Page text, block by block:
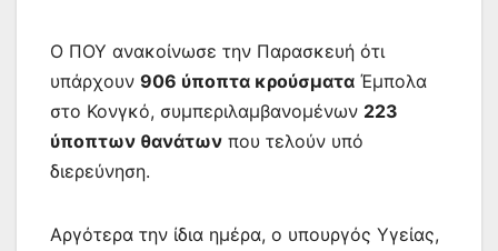
Ο ΠΟΥ ανακοίνωσε την Παρασκευή ότι
υπάρχουν 906 ύποπτα κρούσματα Έμπολα
στο Κονγκό, συμπεριλαμβανομένων 223
ύποπτων θανάτων που τελούν υπό
διερεύνηση.
Αργότερα την ίδια ημέρα, ο υπουργός Υγείας,